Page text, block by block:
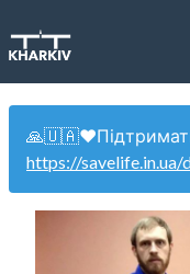
https://savelife.in.ua/